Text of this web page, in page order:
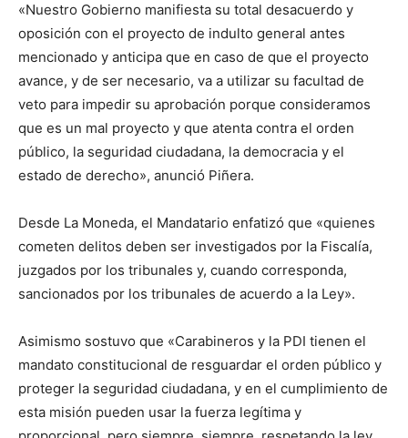
«Nuestro Gobierno manifiesta su total desacuerdo y
oposición con el proyecto de indulto general antes
mencionado y anticipa que en caso de que el proyecto
avance, y de ser necesario, va a utilizar su facultad de
veto para impedir su aprobación porque consideramos
que es un mal proyecto y que atenta contra el orden
público, la seguridad ciudadana, la democracia y el
estado de derecho», anunció Piñera.
Desde La Moneda, el Mandatario enfatizó que «quienes
cometen delitos deben ser investigados por la Fiscalía,
juzgados por los tribunales y, cuando corresponda,
sancionados por los tribunales de acuerdo a la Ley».
Asimismo sostuvo que «Carabineros y la PDI tienen el
mandato constitucional de resguardar el orden público y
proteger la seguridad ciudadana, y en el cumplimiento de
esta misión pueden usar la fuerza legítima y